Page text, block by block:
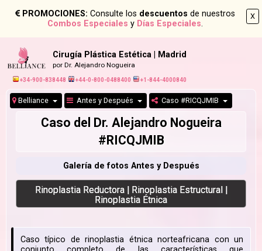
X
PROMOCIONES: Consulte los descuentos de nuestros
Combos Especiales y Días Especiales.
Cirugía Plástica Estética | Madrid
por Dr. Alejandro Nogueira
+34-900-838448 +44-0-800-0488400 +1-844-4000840
Belliance Antes y Después Caso #RICQJMIB
Caso del Dr. Alejandro Nogueira
#RICQJMIB
Galería de fotos Antes y Después
Rinoplastia Reductora | Rinoplastia Estructural |
Rinoplastia Étnica
Caso típico de rinoplastia étnica norteafricana con un